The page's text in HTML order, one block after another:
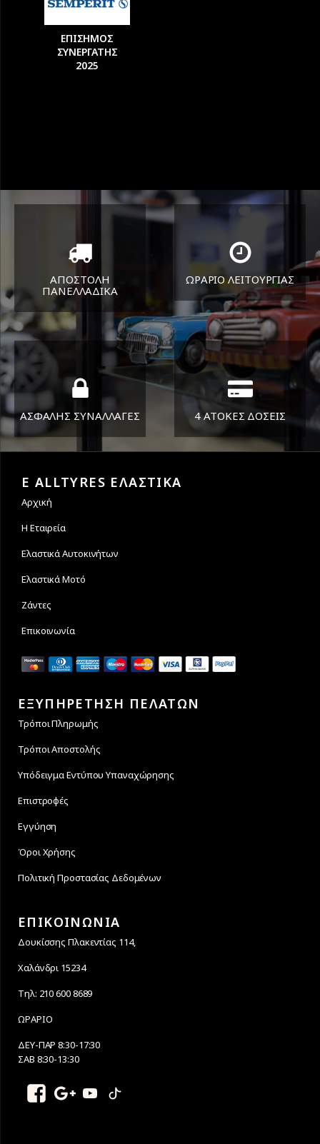
ΕΠΙΣΗΜΟΣ
ΣΥΝΕΡΓΑΤΗΣ
2025
ΑΠΟΣΤΟΛΗ
ΠΑΝΕΛΛΑΔΙΚA
Όπου και αν είστε θα σας
στείλουμε τα ελαστικά σας
ΩΡΑΡΙΟ ΛΕΙΤΟΥΡΓΙΑΣ
ΔΕΥ-ΠΑΡ 8:30-17:30
ΣΑΒ 8:30-13:30
ΑΣΦΑΛΗΣ ΣΥΝΑΛΛΑΓΕΣ 4 ΑΤΟΚΕΣ ΔΟΣΕΙΣ
E ALLTYRES ΕΛΑΣΤΙΚΑ
Αρχική
Η Εταιρεία
Ελαστικά Αυτοκινήτων
Ελαστικά Μοτό
Ζάντες
Επικοινωνία
ΕΞΥΠΗΡΕΤΗΣΗ ΠΕΛΑΤΩΝ
Τρόποι Πληρωμής
Τρόποι Αποστολής
Υπόδειγμα Εντύπου Υπαναχώρησης
Επιστροφές
Εγγύηση
Όροι Χρήσης
Πολιτική Προστασίας Δεδομένων
ΕΠΙΚΟΙΝΩΝΙΑ
Δουκίσσης Πλακεντίας 114,
Χαλάνδρι 15234
Τηλ: 210 600 8689
ΩΡΑΡΙΟ
ΔΕΥ-ΠΑΡ 8:30-17:30
ΣΑΒ 8:30-13:30